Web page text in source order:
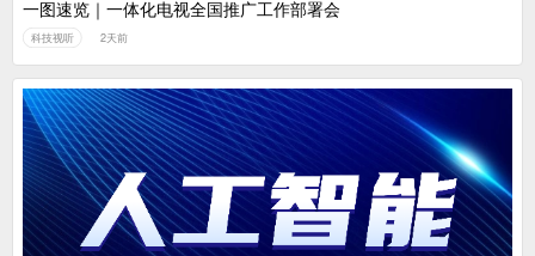
一图速览｜一体化电视全国推广工作部署会
科技视听 2天前